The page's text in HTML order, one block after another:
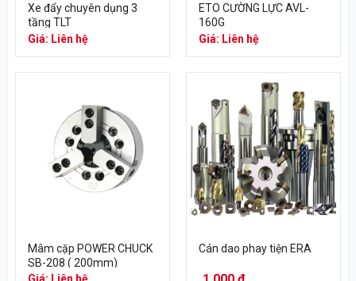
Xe đẩy chuyên dụng 3
tầng TLT
Giá: Liên hệ
ETO CƯỜNG LỰC AVL-
160G
Giá: Liên hệ
Mâm cặp POWER CHUCK
SB-208 ( 200mm)
Cán dao phay tiện ERA